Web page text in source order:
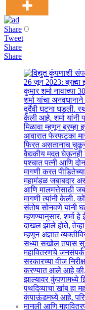
Share 0
Tweet
Share
Share